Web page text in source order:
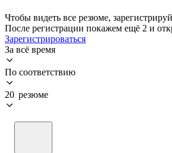
Чтобы видеть все резюме,
После регистрации покажем ещё 2 и
Зарегистрироваться
За всё время
По соответствию
20 резюме